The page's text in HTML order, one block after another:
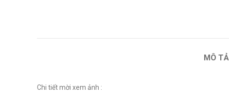
MÔ TẢ
Chi tiết mời xem ảnh :